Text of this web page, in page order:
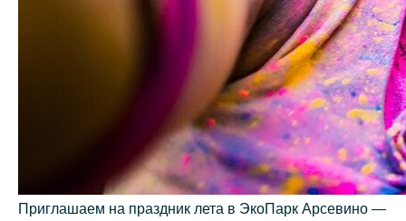
Приглашаем на праздник лета в ЭкоПарк Арсевино —